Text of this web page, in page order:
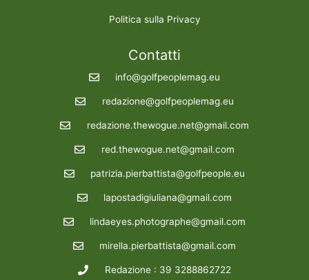
Politica sulla Privacy
Contatti
info@golfpeoplemag.eu
redazione@golfpeoplemag.eu
redazione.thewogue.net@gmail.com
red.thewogue.net@gmail.com
patrizia.pierbattista@golfpeople.eu
lapostadigiuliana@gmail.com
lindaeyes.photographe@gmail.com
mirella.pierbattista@gmail.com
Redazione : 39 3288862722